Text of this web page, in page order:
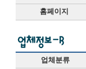
홈페이지
업체분류